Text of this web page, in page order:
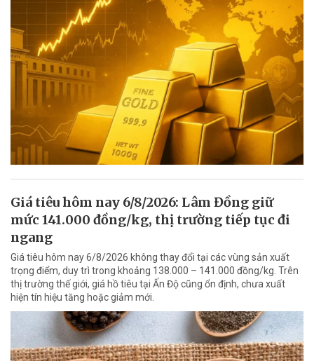
Giá tiêu hôm nay 6/8/2026: Lâm Đồng giữ
mức 141.000 đồng/kg, thị trường tiếp tục đi
ngang
Giá tiêu hôm nay 6/8/2026 không thay đổi tại các vùng sản xuất
trọng điểm, duy trì trong khoảng 138.000 – 141.000 đồng/kg. Trên
thị trường thế giới, giá hồ tiêu tại Ấn Độ cũng ổn định, chưa xuất
hiện tín hiệu tăng hoặc giảm mới.